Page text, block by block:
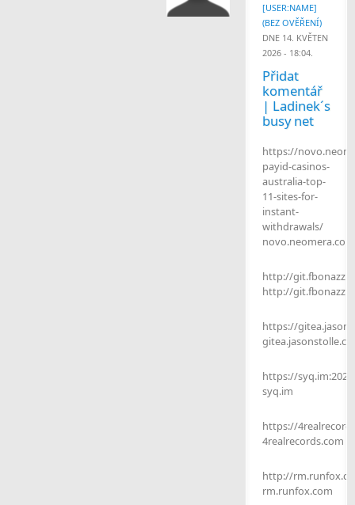
[USER:NAME]
(BEZ OVĚŘENÍ)
DNE 14. KVĚTEN
2026 - 18:04.
Přidat
komentář
| Ladinek´s
busy net
https://
payid-casinos-
australia-top-
11-sites-for-
instant-
withdrawals/
http://
http://
https://
https://
syq.im
https://
4realrecords.com
http://
rm.runfox.com